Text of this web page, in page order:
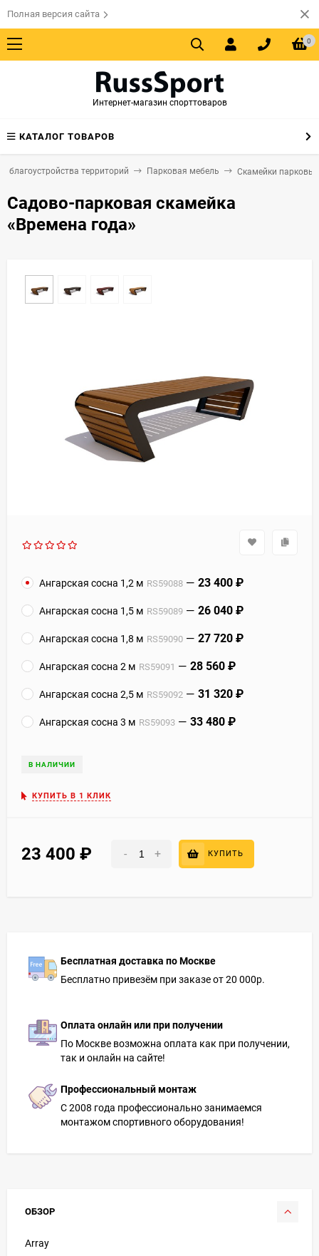
Полная версия сайта
0
Интернет-магазин спорттоваров
КАТАЛОГ ТОВАРОВ
территорий Парковая мебель Скамейки парковые
Садово-парковая скамейка
«Времена года»
Ангарская сосна 1,2 м RS59088 23 400
Ангарская сосна 1,5 м RS59089 26 040
Ангарская сосна 1,8 м RS59090 27 720
Ангарская сосна 2 м RS59091 28 560
Ангарская сосна 2,5 м RS59092 31 320
Ангарская сосна 3 м RS59093 33 480
В НАЛИЧИИ
КУПИТЬ В 1 КЛИК
23 400 - + КУПИТЬ
Бесплатная доставка по Москве
Бесплатно привезём при заказе от 20 000р.
Оплата онлайн или при получении
По Москве возможна оплата как при получении,
так и онлайн на сайте!
Профессиональный монтаж
С 2008 года профессионально занимаемся
монтажом спортивного оборудования!
ОБЗОР
Array